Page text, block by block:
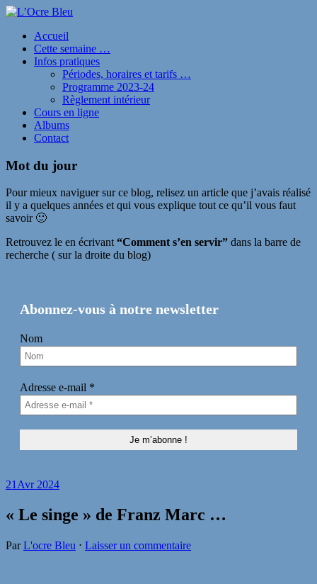
Accueil
Cette semaine …
Infos pratiques
Périodes, horaires et tarifs …
Programme 2023-24
Règlement intérieur
Cours en ligne
Albums
Contact
Mot du jour
Pour mieux naviguer sur ce blog, relisez un article que j’avais réalisé
il y a quelques années et qui vous explique tout ce qu’il vous faut
savoir 🙂
Retrouvez le en écrivant“Comment s’en servir” dans la barre de
recherche ( sur la droite du blog)
Abonnez-vous à notre newsletter
Nom
Adresse e-mail *
21Avr 2024
« Le singe » de Franz Marc …
ParL'ocre Bleu ⋅ Laisser un commentaire